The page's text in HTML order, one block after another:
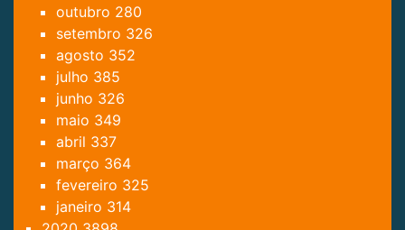
outubro 280
setembro 326
agosto 352
julho 385
junho 326
maio 349
abril 337
março 364
fevereiro 325
janeiro 314